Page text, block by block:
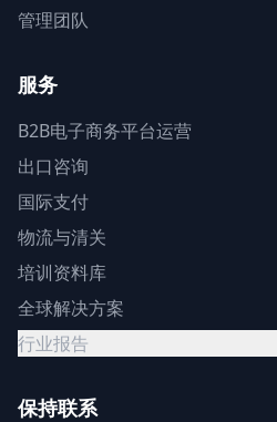
管理团队
服务
B2B电子商务平台运营
出口咨询
国际支付
物流与清关
培训资料库
全球解决方案
行业报告
保持联系